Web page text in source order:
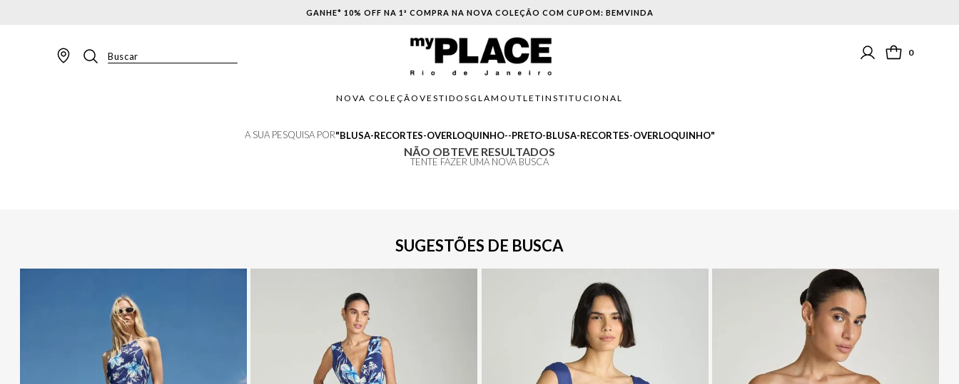
GANHE* 10% OFF NA 1ª COMPRA NA NOVA COLEÇÃO COM CUPOM: BEMVINDA
Buscar
SHORT
COLETE
0
NOVA COLEÇÃO VESTIDOSGLAM OUTLETINSTITUCIONAL
A SUA PESQUISA POR BLUSA-RECORTES-OVERLOQUINHO--PRETO-BLUSA-RECORTES-OVERLOQUINHO
NÃO OBTEVE RESULTADOS
TENTE FAZER UMA NOVA BUSCA
SUGESTÕES DE BUSCA